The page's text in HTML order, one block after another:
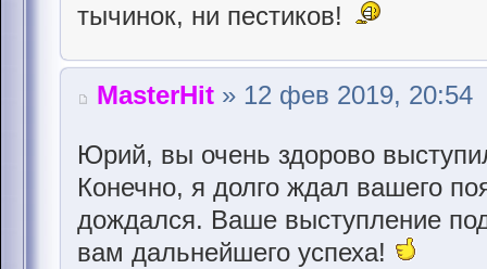
тычинок, ни пестиков!
MasterHit » 12 фев 2019, 20:54
Юрий, вы очень здорово
Конечно, я долго ждал вашего
дождался. Ваше выступление
вам дальнейшего успеха!